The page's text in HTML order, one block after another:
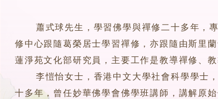
蕭式球先生，學習佛學與禪修二十多年，專
修中心跟隨葛榮居士學習禪修，亦跟隨由斯里
蓮淨苑文化部研究員，主要工作是教導禪修、
李愷怡女士，香港中文大學社會科學學士，
十多年，曾任妙華佛學會佛學班講師，講解原始